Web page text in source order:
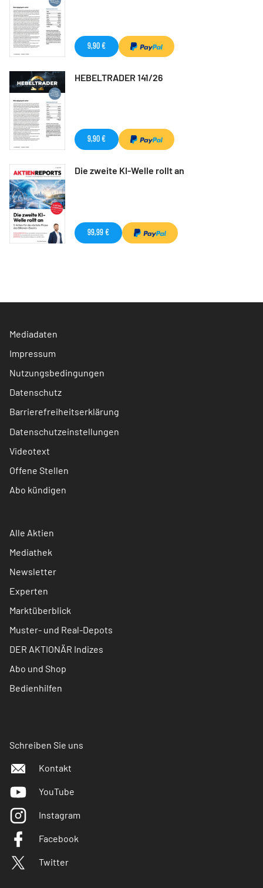
9,90 €
HEBELTRADER 141/26
9,90 €
Die zweite KI-Welle rollt an
99,99 €
Mediadaten
Impressum
Nutzungsbedingungen
Datenschutz
Barrierefreiheitserklärung
Datenschutzeinstellungen
Videotext
Offene Stellen
Abo kündigen
Alle Aktien
Mediathek
Newsletter
Experten
Marktüberblick
Muster- und Real-Depots
DER AKTIONÄR Indizes
Abo und Shop
Bedienhilfen
Schreiben Sie uns
Kontakt
YouTube
Instagram
Facebook
Twitter